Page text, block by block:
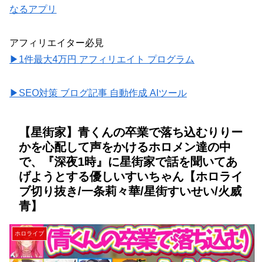
なるアプリ
アフィリエイター必見
▶1件最大4万円 アフィリエイト プログラム
▶SEO対策 ブログ記事 自動作成 AIツール
【星街家】青くんの卒業で落ち込むりりー
かを心配して声をかけるホロメン達の中
で、『深夜1時』に星街家で話を聞いてあ
げようとする優しいすいちゃん【ホロライ
ブ切り抜き/一条莉々華/星街すいせい/火威
青】
ホロライブ